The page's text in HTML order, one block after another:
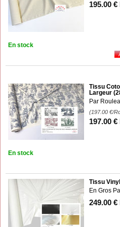
195.00 €
En stock
Tissu
Largeur
Par
(197.00 €/
197.00 €
En stock
Tissu
En Gros
249.00 €